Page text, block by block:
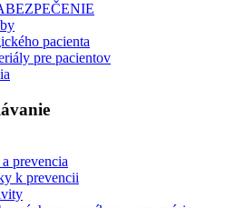
pacienta
pre pacientov
prevencia
k prevencii